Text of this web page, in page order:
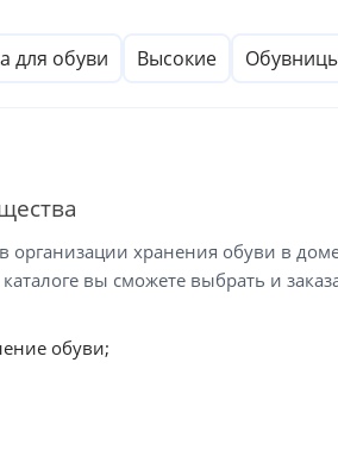
для обуви Высокие
хранения обуви в
вы сможете выбрать и
обуви;